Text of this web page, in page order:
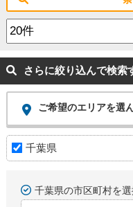
さらに絞り込んで検索
ご希望のエリアを選
千葉県
千葉県の市区町村を選